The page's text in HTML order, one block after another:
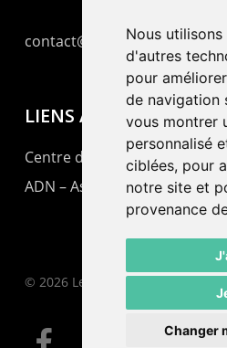
Nous
d'autres
pour
de navigation
vous montrer
personnalisé
ciblées, pour
notre site et
provenance
Changer
contact@lepommier.ch
LIENS AMIS
Centre de culture ABC
ADN – Association Danse
© 2026 Le Pommier.
facebook email